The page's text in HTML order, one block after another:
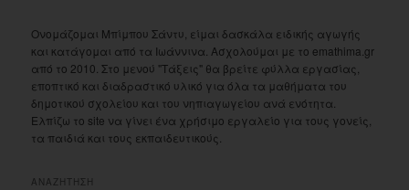
Ονομάζομαι Μπίμπου Σάντυ, είμαι δασκάλα ειδικής αγωγής
και κατάγομαι από τα Ιωάννινα. Ασχολούμαι με το emathima.gr
από το 2010. Στο μενού "Τάξεις" θα βρείτε φύλλα εργασίας,
εποπτικό και διαδραστικό υλικό για όλα τα μαθήματα του
δημοτικού σχολείου και του νηπιαγωγείου ανά ενότητα.
Ελπίζω το site να γίνει ένα χρήσιμο εργαλείο για τους γονείς,
τα παιδιά και τους εκπαιδευτικούς.
ΑΝΑΖΗΤΗΣΗ